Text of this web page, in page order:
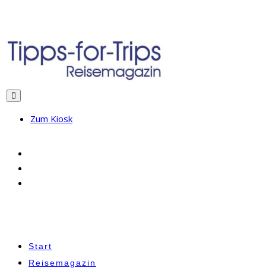
Zum Kiosk
Start
Reisemagazin